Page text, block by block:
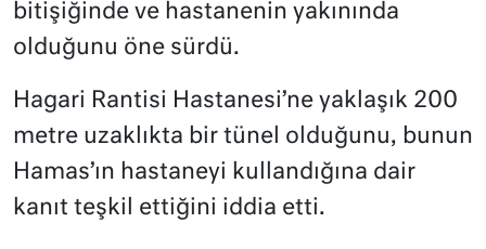
bitişiğinde ve hastanenin yakınında
olduğunu öne sürdü.
Hagari Rantisi Hastanesi’ne yaklaşık 200
metre uzaklıkta bir tünel olduğunu, bunun
Hamas’ın hastaneyi kullandığına dair
kanıt teşkil ettiğini iddia etti.